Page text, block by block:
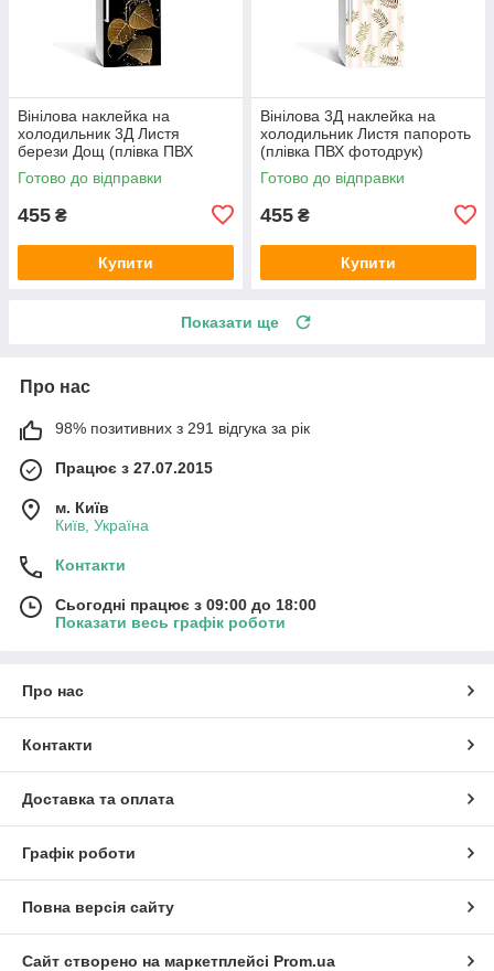
Вінілова наклейка на
холодильник 3Д Листя
берези Дощ (плівка ПВХ
фотодрук) 600х1800 мм
рослини Чорний
Готово до відправки
455 ₴
Купити
Вінілова 3Д наклейка на
холодильник Листя папороть
(плівка ПВХ фотодрук)
600х1800 мм рослини
Бежевий
Готово до відправки
455 ₴
Купити
Показати ще
Про нас
98% позитивних з 291 відгука за рік
Працює з 27.07.2015
м. Київ
Київ, Україна
Контакти
Сьогодні працює з 09:00 до 18:00
Показати весь графік роботи
Про нас
Контакти
Доставка та оплата
Графік роботи
Повна версія сайту
Сайт створено на маркетплейсі Prom.ua